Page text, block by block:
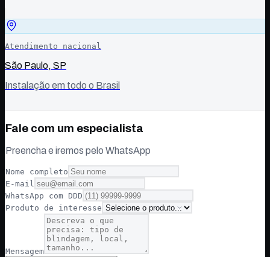
Atendimento nacional
São Paulo, SP
Instalação em todo o Brasil
Fale com um especialista
Preencha e iremos pelo WhatsApp
Nome completo
E-mail
WhatsApp com DDD
Produto de interesse
Mensagem